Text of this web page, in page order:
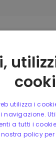
di
utilizza i
navigazione.
a tutti i
nostra policy per